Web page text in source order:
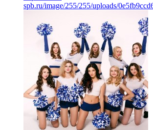
spb.ru/image/255/255/uploads/